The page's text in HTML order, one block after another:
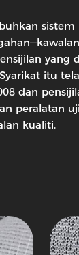
yang
itu
dan
peralatan
kualiti.